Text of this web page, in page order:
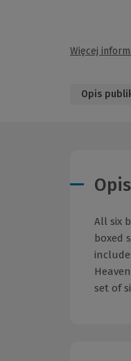
Więcej
Opis
All six
boxed
set of